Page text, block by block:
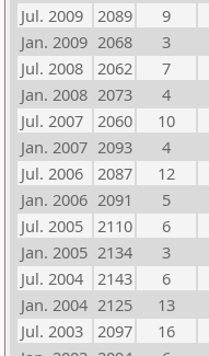
Jul. 2009
2089 9
Jan. 2009 2068 3
Jul. 2008
2062 7
Jan. 2008 2073 4
Jul. 2007
2060 10
Jan. 2007 2093 4
Jul. 2006
2087 12
Jan. 2006 2091 5
Jul. 2005
2110 6
Jan. 2005 2134 3
Jul. 2004
2143 6
Jan. 2004 2125 13
Jul. 2003
2097 16